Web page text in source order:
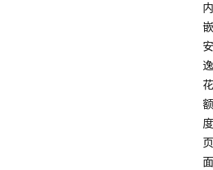
内
嵌
安
逸
花
额
度
页
面